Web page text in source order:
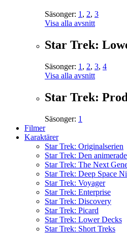
Säsonger: 1 , 2, 3
Visa alla avsnitt
Star Trek:
Säsonger: 1 , 2, 3, 4
Visa alla avsnitt
Star Trek:
Säsonger: 1
Filmer
Karaktärer
Star Trek: Originalserien
Star Trek: Den
Star Trek: The Next
Star Trek: Deep Space
Star Trek: Voyager
Star Trek: Enterprise
Star Trek: Discovery
Star Trek: Picard
Star Trek: Lower Decks
Star Trek: Short Treks